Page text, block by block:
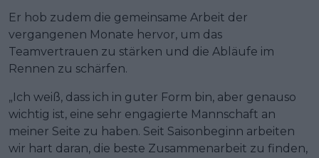
Er hob zudem die gemeinsame Arbeit der
vergangenen Monate hervor, um das
Teamvertrauen zu stärken und die Abläufe im
Rennen zu schärfen.
„Ich weiß, dass ich in guter Form bin, aber genauso
wichtig ist, eine sehr engagierte Mannschaft an
meiner Seite zu haben. Seit Saisonbeginn arbeiten
wir hart daran, die beste Zusammenarbeit zu finden,